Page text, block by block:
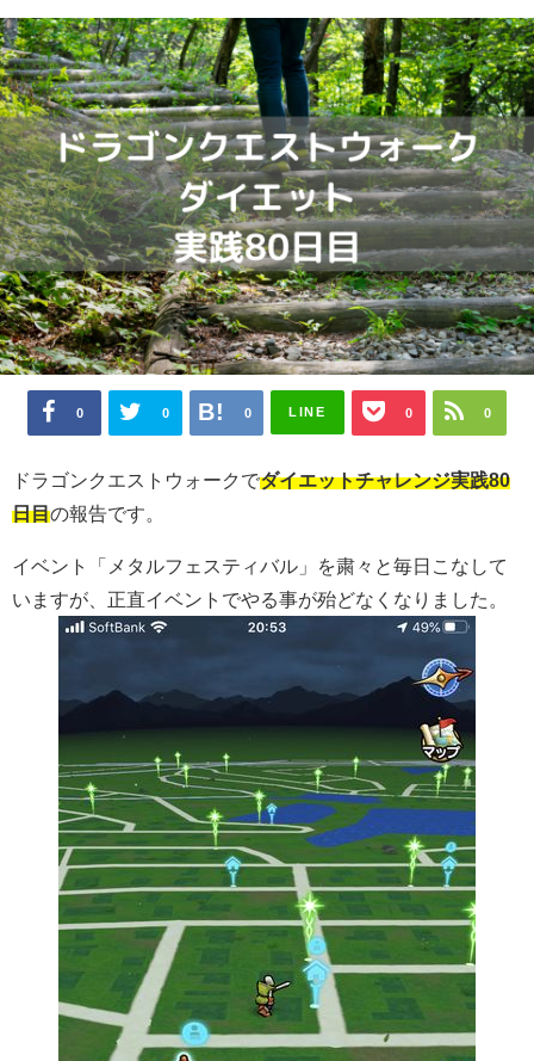
0 0 0 LINE 0 0
ドラゴンクエストウォークでダイエットチャレンジ実践80
日目の報告です。
イベント「メタルフェスティバル」を粛々と毎日こなして
いますが、正直イベントでやる事が殆どなくなりました。